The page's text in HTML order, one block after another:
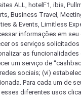
ALL, hotelF1, ibis,
Business Travel,
& Events, Limitless
informações em
os serviços solicitados
as
um serviço de
sociais; (vi)
Para cada um de
esses diferentes usos